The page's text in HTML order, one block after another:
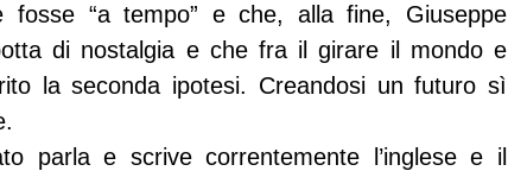
fosse “a tempo” e che, alla fine, Giuseppe
di nostalgia e che fra il girare il mondo e
la seconda ipotesi. Creandosi un futuro sì
parla e scrive correntemente l’inglese e il